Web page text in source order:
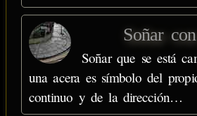
Soñar
Soñar que se está
una acera es símbolo del
continuo y de la dirección…